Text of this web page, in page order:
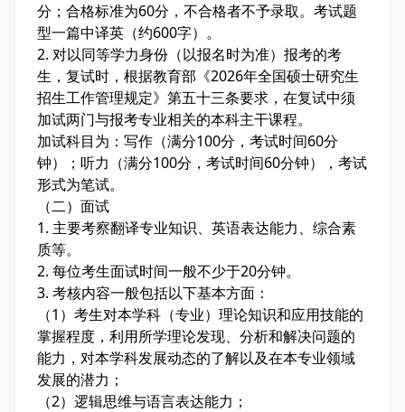
分；合格标准为60分，不合格者不予录取。考试题
型一篇中译英（约600字）。
2. 对以同等学力身份（以报名时为准）报考的考
生，复试时，根据教育部《2026年全国硕士研究生
招生工作管理规定》第五十三条要求，在复试中须
加试两门与报考专业相关的本科主干课程。
加试科目为：写作（满分100分，考试时间60分
钟）；听力（满分100分，考试时间60分钟），考试
形式为笔试。
（二）面试
1. 主要考察翻译专业知识、英语表达能力、综合素
质等。
2. 每位考生面试时间一般不少于20分钟。
3. 考核内容一般包括以下基本方面：
（1）考生对本学科（专业）理论知识和应用技能的
掌握程度，利用所学理论发现、分析和解决问题的
能力，对本学科发展动态的了解以及在本专业领域
发展的潜力；
（2）逻辑思维与语言表达能力；